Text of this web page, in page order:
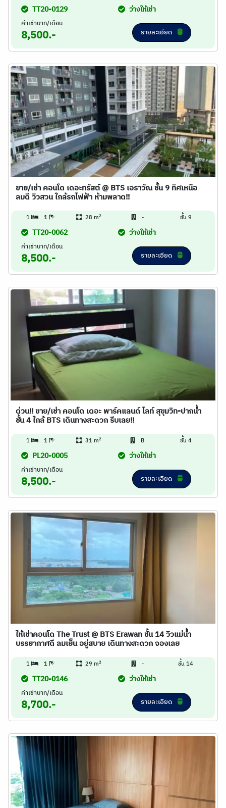
TT20-0129 ว่างให้เช่า
ค่าเช่าบาท/เดือน
8,500.- รายละเอียด
ขาย/เช่า คอนโด เดอะทรัสต์ @ BTS เอราวัณ ชั้น 9 ทิศเหนือ
ลมดี วิวสวน ใกล้รถไฟฟ้า ห้ามพลาด!!
1 1 28 m2 - ชั้น 9
TT20-0062 ว่างให้เช่า
ค่าเช่าบาท/เดือน
8,500.- รายละเอียด
ด่วน!! ขาย/เช่า คอนโด เดอะ พาร์คแลนด์ ไลท์ สุขุมวิท-ปากน้ำ
ชั้น 4 ใกล้ BTS เดินทางสะดวก รีบเลย!!
1 1 31 m2 B ชั้น 4
PL20-0005 ว่างให้เช่า
ค่าเช่าบาท/เดือน
8,500.- รายละเอียด
ให้เช่าคอนโด The Trust @ BTS Erawan ชั้น 14 วิวแม่น้ำ
บรรยากาศดี ลมเย็น อยู่สบาย เดินทางสะดวก จองเลย
1 1 29 m2 - ชั้น 14
TT20-0146 ว่างให้เช่า
ค่าเช่าบาท/เดือน
8,700.- รายละเอียด